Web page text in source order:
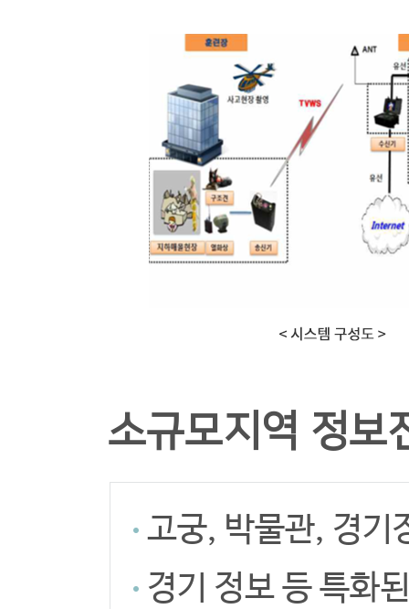
소규모지역 정보
고궁, 박물관, 경기
경기 정보 등 특화